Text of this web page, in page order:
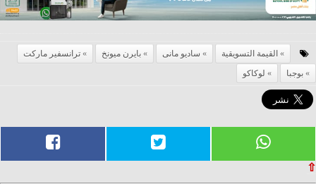
القيمة التسويقية ساديو مانى بايرن ميونخ
ترانسفير ماركت
بوجبا
لوكاكو
⇧